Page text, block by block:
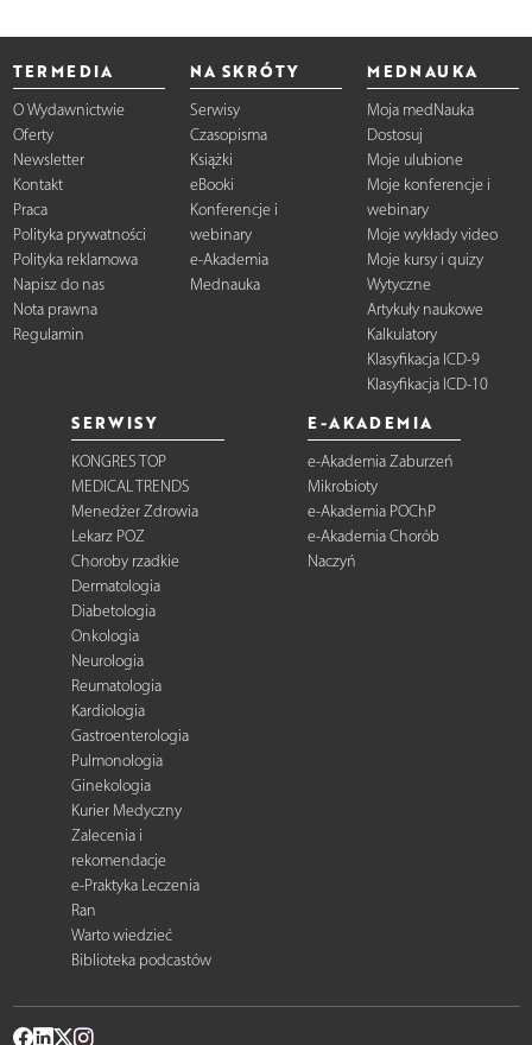
TERMEDIA
O Wydawnictwie
Oferty
Newsletter
Kontakt
Praca
Polityka prywatności
Polityka reklamowa
Napisz do nas
Nota prawna
Regulamin
NA SKRÓTY
Serwisy
Czasopisma
Książki
eBooki
Konferencje i
webinary
e-Akademia
Mednauka
MEDNAUKA
Moja medNauka
Dostosuj
Moje ulubione
Moje konferencje i
webinary
Moje wykłady video
Moje kursy i quizy
Wytyczne
Artykuły naukowe
Kalkulatory
Klasyfikacja ICD-9
Klasyfikacja ICD-10
SERWISY
KONGRES TOP
MEDICAL TRENDS
Menedżer Zdrowia
Lekarz POZ
Choroby rzadkie
Dermatologia
Diabetologia
Onkologia
Neurologia
Reumatologia
Kardiologia
Gastroenterologia
Pulmonologia
Ginekologia
Kurier Medyczny
Zalecenia i
rekomendacje
e-Praktyka Leczenia
Ran
Warto wiedzieć
Biblioteka podcastów
E-AKADEMIA
e-Akademia Zaburzeń
Mikrobioty
e-Akademia POChP
e-Akademia Chorób
Naczyń